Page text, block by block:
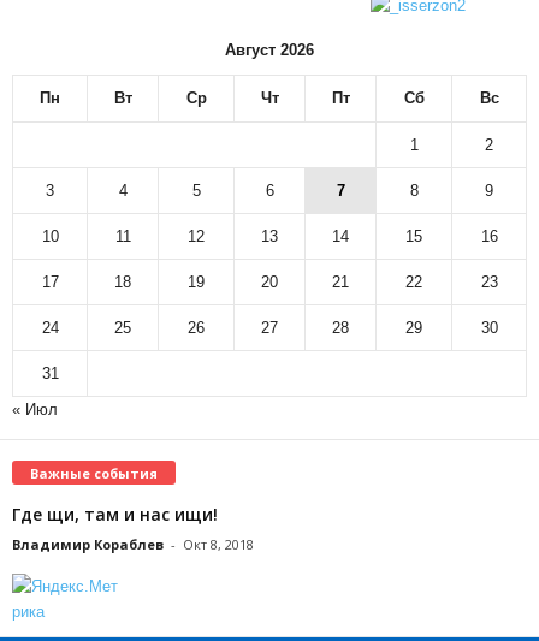
Август 2026
Пн Вт Ср Чт Пт Сб Вс
1 2
3 4 5 6 7 8 9
10 11 12 13 14 15 16
17 18 19 20 21 22 23
24 25 26 27 28 29 30
31
« Июл
Важные события
Где щи, там и нас ищи!
Владимир Кораблев - Окт 8, 2018